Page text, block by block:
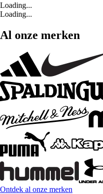
Loading...
Loading...
Al onze merken
Ontdek al onze merken